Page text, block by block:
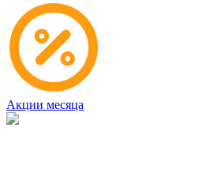
Акции месяца